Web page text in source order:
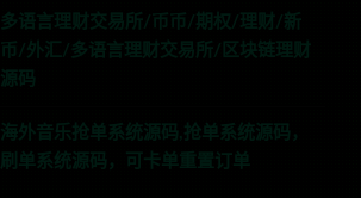
多语言理财交易所/币币/期权/理财/新
币/外汇/多语言理财交易所/区块链理财
源码
海外音乐抢单系统源码,抢单系统源码，
刷单系统源码，可卡单重置订单